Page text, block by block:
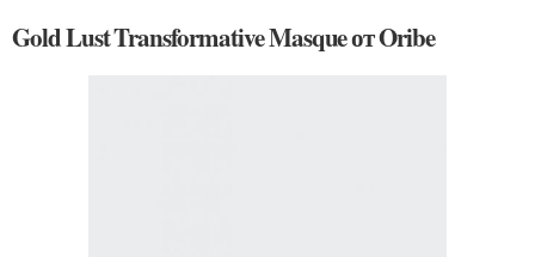
Gold Lust Transformative Masque от Oribe